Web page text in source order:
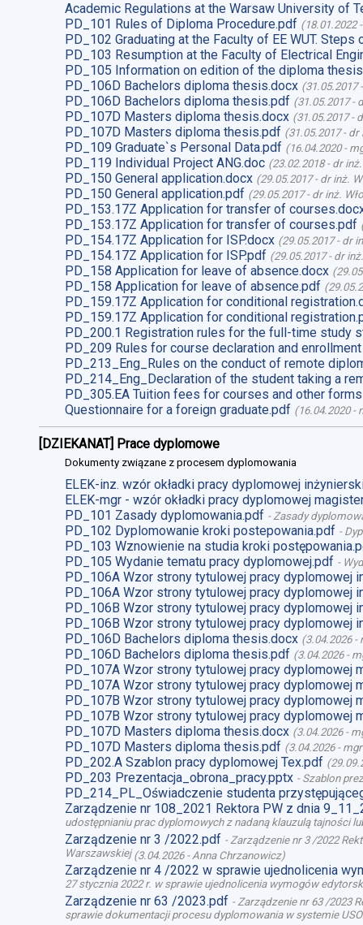
Academic Regulations at the Warsaw University of
PD_101 Rules of Diploma Procedure.pdf (18.01.2022
PD_102 Graduating at the Faculty of EE WUT.
PD_103 Resumption at the Faculty of Electrical
PD_105 Information on edition of the diploma
PD_106D Bachelors diploma thesis.docx (31.05.2017
PD_106D Bachelors diploma thesis.pdf (31.05.2017-
PD_107D Masters diploma thesis.docx (31.05.2017-
PD_107D Masters diploma thesis.pdf (31.05.2017- dr
PD_109 Graduate`s Personal Data.pdf (16.04.2020-
PD_119 Individual Project ANG.doc (23.02.2018- dr
PD_150 General application.docx (29.05.2017- dr inż.
PD_150 General application.pdf (29.05.2017- dr inż.
PD_153.17Z Application for transfer of
PD_153.17Z Application for transfer of courses.pdf
PD_154.17Z Application for ISP.docx (29.05.2017- dr
PD_154.17Z Application for ISP.pdf (29.05.2017- dr
PD_158 Application for leave of absence.docx (
PD_158 Application for leave of absence.pdf (
PD_159.17Z Application for conditional
PD_159.17Z Application for conditional
PD_200.1 Registration rules for the full-time study
PD_209 Rules for course declaration and
PD_213_Eng_Rules on the conduct of remote
PD_214_Eng_Declaration of the student taking a
PD_305.EA Tuition fees for courses and other
Questionnaire for a foreign graduate.pdf (16.04.2020-
[DZIEKANAT] Prace dyplomowe
Dokumenty związane z procesem dyplomowania
ELEK-inz. wzór okładki pracy dyplomowej
ELEK-mgr - wzór okładki pracy dyplomowej
PD_101 Zasady dyplomowania.pdf - Zasady
PD_102 Dyplomowanie kroki postepowania.pdf -
PD_103 Wznowienie na studia kroki
PD_105 Wydanie tematu pracy dyplomowej.pdf -
PD_106A Wzor strony tytulowej pracy dyplomowej
PD_106A Wzor strony tytulowej pracy dyplomowej
PD_106B Wzor strony tytulowej pracy dyplomowej
PD_106B Wzor strony tytulowej pracy dyplomowej
PD_106D Bachelors diploma thesis.docx (3.04.2026-
PD_106D Bachelors diploma thesis.pdf (3.04.2026-
PD_107A Wzor strony tytulowej pracy dyplomowej
PD_107A Wzor strony tytulowej pracy dyplomowej
PD_107B Wzor strony tytulowej pracy dyplomowej
PD_107B Wzor strony tytulowej pracy dyplomowej
PD_107D Masters diploma thesis.docx (3.04.2026-
PD_107D Masters diploma thesis.pdf (3.04.2026-
PD_202.A Szablon pracy dyplomowej Tex.pdf (
PD_203 Prezentacja_obrona_pracy.pptx - Szablon
PD_214_PL_Oświadczenie studenta
Zarządzenie nr 108_2021 Rektora PW z dnia
udostępnianiu prac dyplomowych z nadaną klauzulą tajności
Zarządzenie nr 3 /2022.pdf - Zarządzenie nr 3 /2022
Warszawskiej(3.04.2026- Anna Chrzanowicz)
Zarządzenie nr 4 /2022 w sprawie ujednolicenia
27 stycznia 2022 r. w sprawie ujednolicenia wymogów
Zarządzenie nr 63 /2023.pdf - Zarządzenie nr 63 /2023
sprawie dokumentacji procesu dyplomowania w systemie